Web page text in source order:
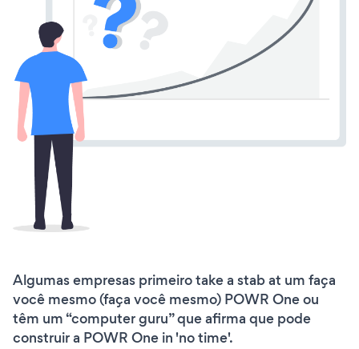
Algumas empresas primeiro take a stab at um faça
você mesmo (faça você mesmo) POWR One ou
têm um “computer guru” que afirma que pode
construir a POWR One in 'no time'.